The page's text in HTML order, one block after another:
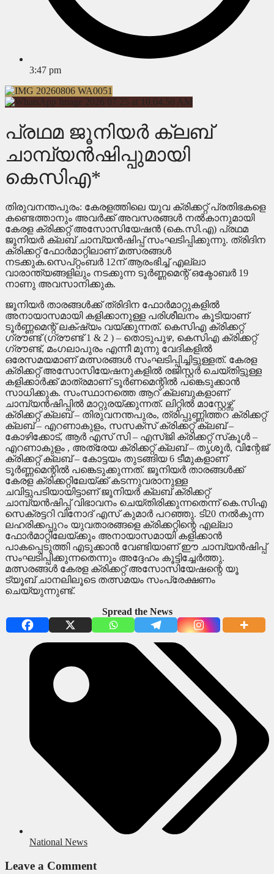
3:47 pm
പ്രഥമ ജൂനിയര്‍ ക്ലബ്
ചാമ്പ്യൻഷിപ്പുമായി
കെസിഎ*
തിരുവനന്തപുരം: കേരളത്തിലെ യുവ ക്രിക്കറ്റ് പ്രതിഭകളെ
കണ്ടെത്താനും അവർക്ക് അവസരങ്ങൾ നൽകാനുമായി
കേരള ക്രിക്കറ്റ് അസോസിയേഷൻ (കെ.സി.എ) പ്രഥമ
ജൂനിയർ ക്ലബ് ചാമ്പ്യൻഷിപ്പ് സംഘടിപ്പിക്കുന്നു. ത്രിദിന
ക്രിക്കറ്റ് ഫോർമാറ്റിലാണ് മത്സരങ്ങൾ
നടക്കുക.സെപ്റ്റംബർ 12ന് ആരംഭിച്ച് എല്ലാ
വാരാന്ത്യങ്ങളിലും നടക്കുന്ന ടൂർണ്ണമെന്റ് ഒക്ടോബർ 19
നാണു അവസാനിക്കുക.
ജൂനിയർ താരങ്ങൾക്ക് ത്രിദിന ഫോർമാറ്റുകളിൽ
അനായാസമായി കളിക്കാനുള്ള പരിശീലനം കൂടിയാണ്
ടൂർണ്ണമെന്റ് ലക്‌ഷ്യം വയ്ക്കുന്നത്. കെസിഎ ക്രിക്കറ്റ്
ഗ്രൗണ്ട് (ഗ്രൗണ്ട് 1 & 2 ) – തൊടുപുഴ, കെസിഎ ക്രിക്കറ്റ്
ഗ്രൗണ്ട്, മംഗലാപുരം എന്നീ മൂന്നു വേദികളിൽ
ഒരേസമയമാണ് മത്സരങ്ങൾ സംഘടിപ്പിച്ചിട്ടുള്ളത്. കേരള
ക്രിക്കറ്റ് അസോസിയേഷനുകളിൽ രജിസ്റ്റർ ചെയ്തിട്ടുള്ള
കളിക്കാർക്ക് മാത്രമാണ് ടൂർണമെന്റിൽ പങ്കെടുക്കാൻ
സാധിക്കുക. സംസ്ഥാനത്തെ ആറ് ക്ലബുകളാണ്
ചാമ്പ്യൻഷിപ്പിൽ മാറ്റുരയ്ക്കുന്നത്. ലിറ്റിൽ മാസ്റ്റേഴ്സ്
ക്രിക്കറ്റ് ക്ലബ് – തിരുവനന്തപുരം, ത്രിപ്പുണ്ണിത്തറ ക്രിക്കറ്റ്
ക്ലബ് – എറണാകുളം, സസക്സ് ക്രിക്കറ്റ് ക്ലബ് –
കോഴിക്കോട്, ആർ എസ് സി – എസ്ജി ക്രിക്കറ്റ് സ്‌കൂൾ –
എറണാകുളം , അത്രേയ ക്രിക്കറ്റ് ക്ലബ് – തൃശൂർ, വിന്റേജ്
ക്രിക്കറ്റ് ക്ലബ് – കോട്ടയം തുടങ്ങിയ 6 ടീമുകളാണ്
ടൂർണ്ണമെന്റിൽ പങ്കെടുക്കുന്നത്. ജൂനിയർ താരങ്ങൾക്ക്
കേരള ക്രിക്കറ്റിലേയ്ക്ക് കടന്നുവരാനുള്ള
ചവിട്ടുപടിയായിട്ടാണ് ജൂനിയർ ക്ലബ് ക്രിക്കറ്റ്
ചാമ്പ്യൻഷിപ്പ് വിഭാവനം ചെയ്തിരിക്കുന്നതെന്ന് കെ.സിഎ
സെക്രട്ടറി വിനോദ് എസ് കുമാർ പറഞ്ഞു. ടി20 നൽകുന്ന
ലഹരിക്കപ്പുറം യുവതാരങ്ങളെ ക്രിക്കറ്റിന്റെ എല്ലാ
ഫോർമാറ്റിലേയ്ക്കും അനായാസമായി കളിക്കാൻ
പാകപ്പെടുത്തി എടുക്കാൻ വേണ്ടിയാണ് ഈ ചാമ്പ്യൻഷിപ്പ്
സംഘടിപ്പിക്കുന്നതെന്നും അദ്ദേഹം കൂട്ടിച്ചേർത്തു.
മത്സരങ്ങൾ കേരള ക്രിക്കറ്റ് അസോസിയേഷന്റെ യൂ
ട്യൂബ് ചാനലിലൂടെ തത്സമയം സംപ്രേക്ഷണം
ചെയ്യുന്നുണ്ട്.
Spread the News
National News
Leave a Comment